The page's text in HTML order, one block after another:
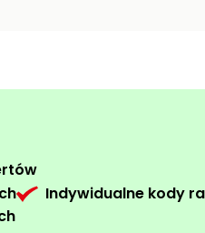
Indywidualne kody